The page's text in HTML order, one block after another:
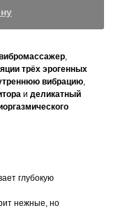
,
трёх эрогенных
вибрацию,
и деликатный
глубокую
нежные, но